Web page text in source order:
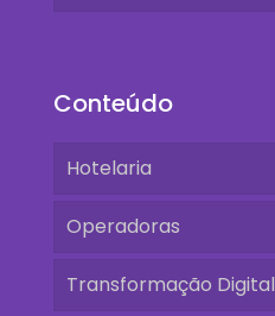
Conteúdo
Hotelaria
Operadoras
Transformação Digital